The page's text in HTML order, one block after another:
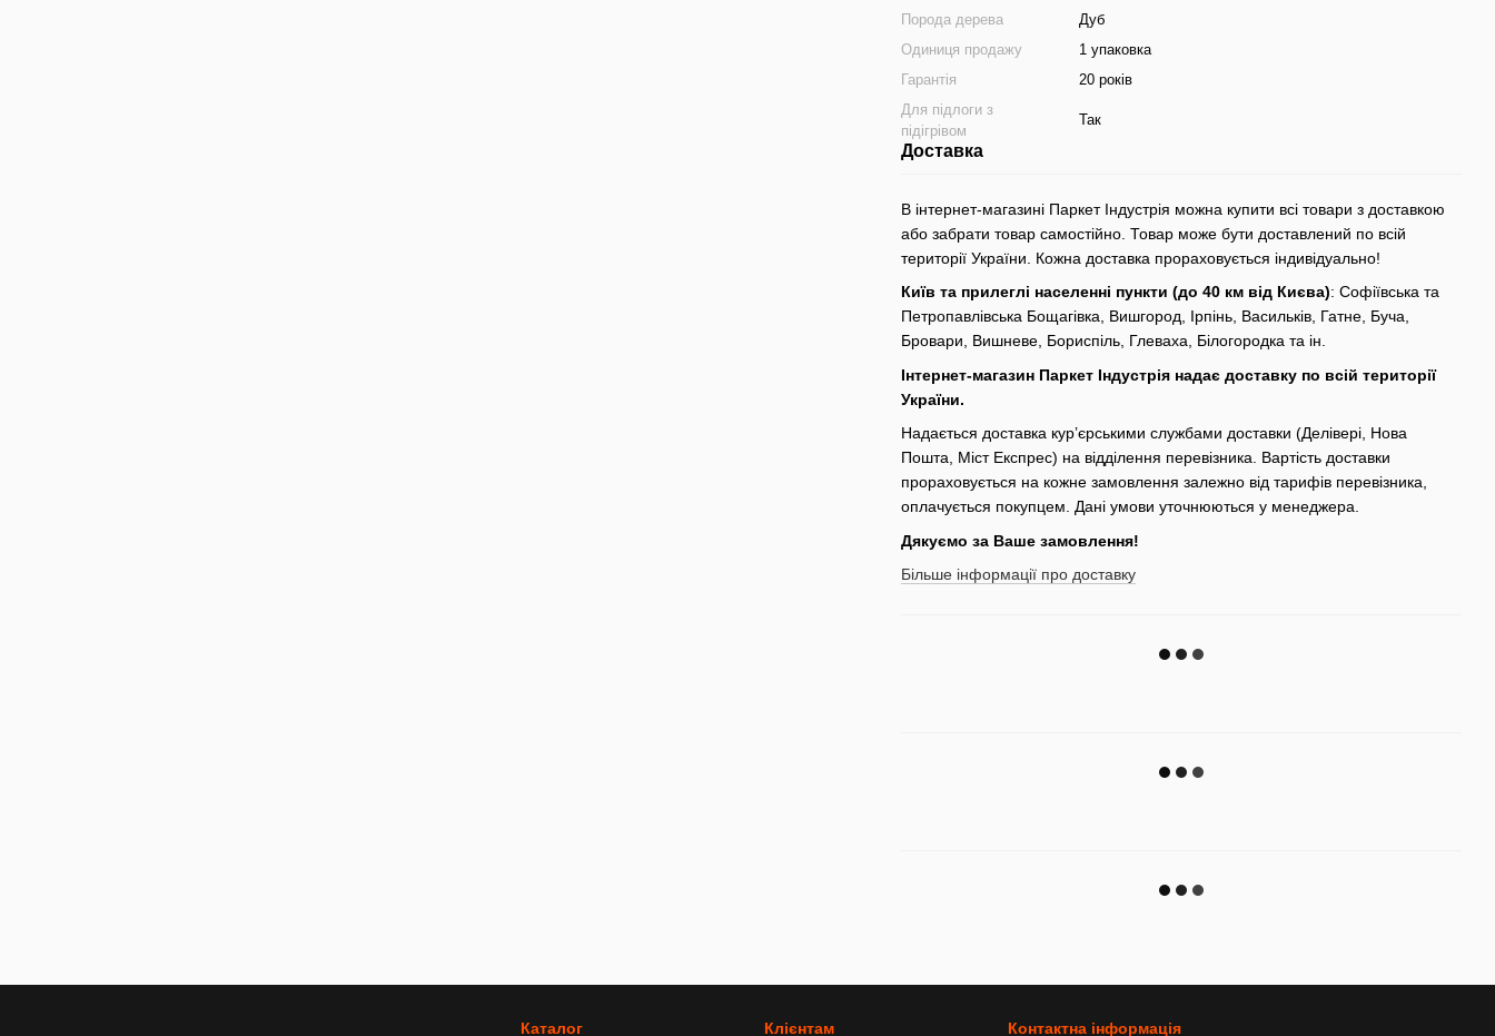
Порода дерева
Дуб
Одиниця продажу
1 упаковка
Гарантія
20 років
Для підлоги з
підігрівом
Так
Доставка
В інтернет-магазині Паркет Індустрія можна купити всі товари з доставкою
або забрати товар самостійно. Товар може бути доставлений по всій
території України. Кожна доставка прораховується індивідуально!
Київ та прилеглі населенні пункти (до 40 км від Києва): Софіївська та
Петропавлівська Бощагівка, Вишгород, Ірпінь, Васильків, Гатне, Буча,
Бровари, Вишневе, Бориспіль, Глеваха, Білогородка та ін.
Інтернет-магазин Паркет Індустрія надає доставку по всій території
України.
Надається доставка кур’єрськими службами доставки (Делівері, Нова
Пошта, Міст Експрес) на відділення перевізника. Вартість доставки
прораховується на кожне замовлення залежно від тарифів перевізника,
оплачується покупцем. Дані умови уточнюються у менеджера.
Дякуємо за Ваше замовлення!
Більше інформації про доставку
Каталог Клієнтам Контактна інформація